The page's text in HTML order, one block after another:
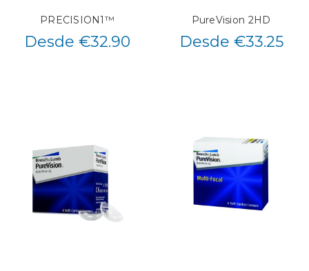
PRECISION1™
Desde €32.90
PureVision 2HD
Desde €33.25